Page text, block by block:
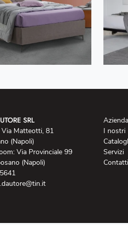
SRL
Via Matteotti, 81
(Napoli)
Via Provinciale 99
(Napoli)
Azienda
I nostri
Servizi
Contatti